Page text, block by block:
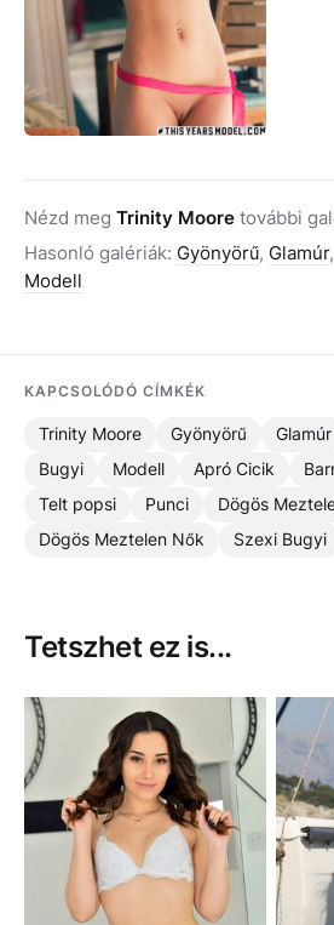
Nézd meg Trinity Moore további
Hasonló galériák: Gyönyörű, Glamúr,
Modell
KAPCSOLÓDÓ CÍMKÉK
Trinity Moore Gyönyörű Glamúr
Bugyi
Modell Apró Cicik
Telt popsi
Punci
Dögös
Dögös Meztelen Nők
Szexi Bugyi
Tetszhet ez is...